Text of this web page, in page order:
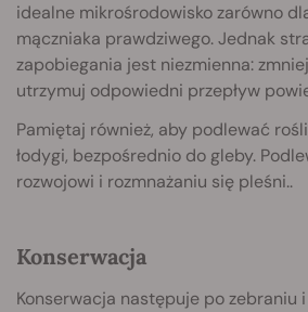
idealne mikrośrodowisko zarówno
mączniaka prawdziwego. Jednak
zapobiegania jest niezmienna:
utrzymuj odpowiedni przepływ
Pamiętaj również, aby podlewać
łodygi, bezpośrednio do gleby.
rozwojowi i rozmnażaniu się pleśni..
Konserwacja
Konserwacja następuje po zebraniu